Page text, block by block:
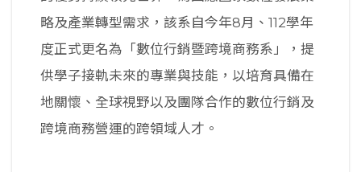
略及產業轉型需求，該系自今年8月、112學年
度正式更名為「數位行銷暨跨境商務系」，提
供學子接軌未來的專業與技能，以培育具備在
地關懷、全球視野以及團隊合作的數位行銷及
跨境商務營運的跨領域人才。